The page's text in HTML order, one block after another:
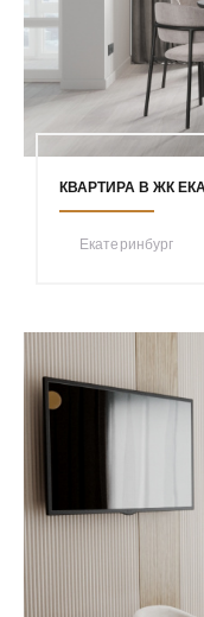
КВАРТИРА В ЖК
Екатеринбург